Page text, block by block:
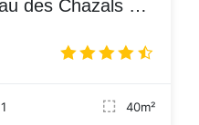
Chalet L'Elva: Hameau des Chazals Nevache Hautes Alpes
1 40m²